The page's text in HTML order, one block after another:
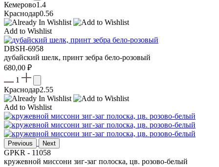
Кемерово1.4
Краснодар0.56
Add to Wishlist
DBSH-6958
дубайский шелк, принт зебра бело-розовый
680,00 ₽
1
Краснодар2.55
Add to Wishlist
Previous Next
GPKR - 11058
кружевной миссони зиг-заг полоска, цв. розово-белый